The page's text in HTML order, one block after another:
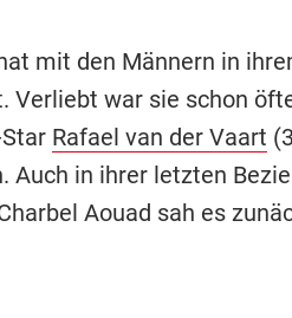
mit den Männern in
Verliebt war sie schon
Rafael van der Vaart
Auch in ihrer letzten
Aouad sah es